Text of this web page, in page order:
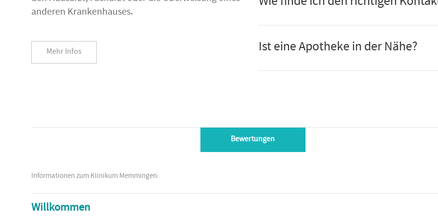
anderen Krankenhauses.
Mehr Infos Ist eine Apotheke in der Nähe?
Bewertungen
Informationen zum Klinikum Memmingen:
Willkommen